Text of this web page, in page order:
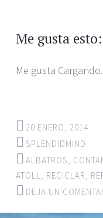
Me gusta esto:
Me gusta
20 ENERO, 2014
SPLENDIDMIND
ALBATROS,
ATOLL, RECICLAR,
DEJA UN